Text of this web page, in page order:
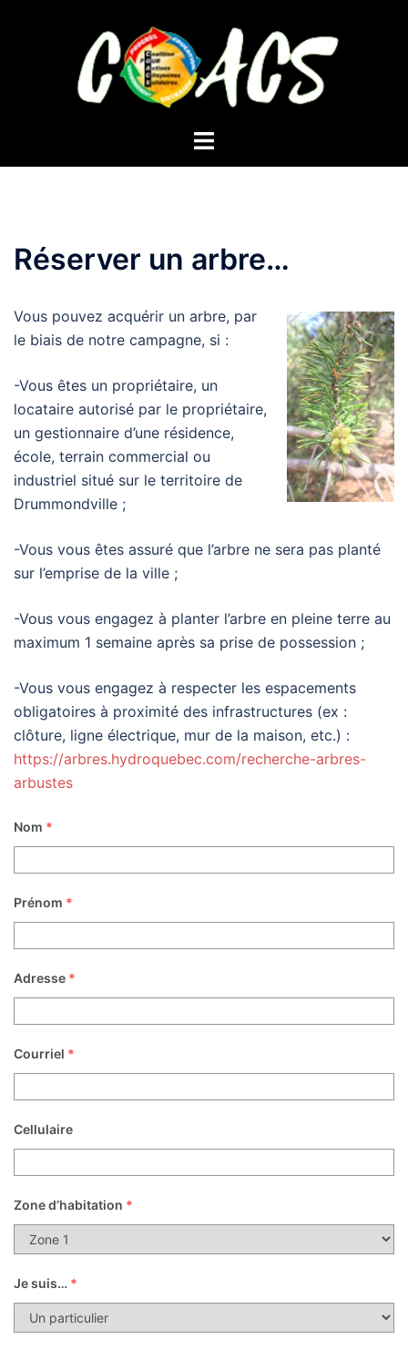
Ouvrir/fermer
Réserver un arbre…
Vous pouvez acquérir un arbre, par
le biais de notre campagne, si :​
-Vous êtes un propriétaire, un
locataire autorisé par le propriétaire,
un gestionnaire d’une résidence,
école, terrain commercial ou
industriel situé sur le territoire de
Drummondville ;
-Vous vous êtes assuré que l’arbre ne sera pas planté
sur l’emprise de la ville ;
-Vous vous engagez à planter l’arbre en pleine terre au
maximum 1 semaine après sa prise de possession ;
-Vous vous engagez à respecter les espacements
obligatoires à proximité des infrastructures (ex :
clôture, ligne électrique, mur de la maison, etc.) :
https://arbres.hydroquebec.com/recherche-arbres-
arbustes
Nom *
Prénom *
Adresse *
Courriel *
Cellulaire
Zone d’habitation *
Je suis… *